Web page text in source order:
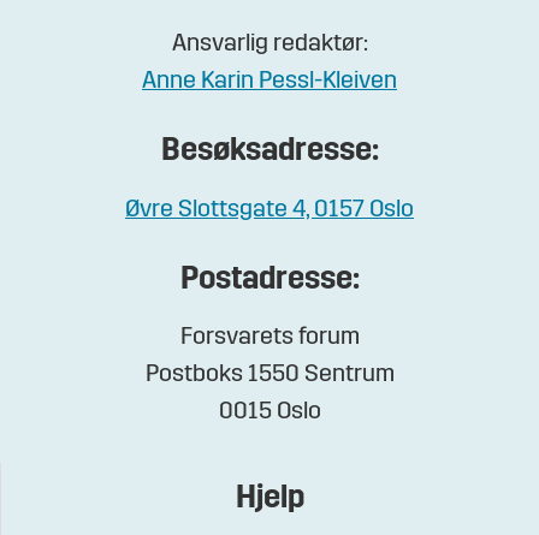
Ansvarlig redaktør:
Anne Karin Pessl-Kleiven
Besøksadresse:
Øvre Slottsgate 4, 0157 Oslo
Postadresse:
Forsvarets forum
Postboks 1550 Sentrum
0015 Oslo
Hjelp